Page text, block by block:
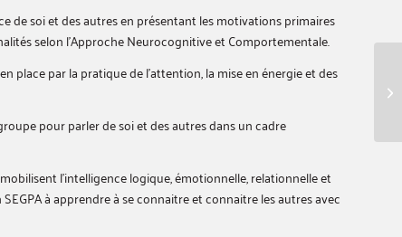
de soi et des autres en présentant les motivations primaires
selon l’Approche Neurocognitive et Comportementale.
place par la pratique de l’attention, la mise en énergie et des
pour parler de soi et des autres dans un cadre
l’intelligence logique, émotionnelle, relationnelle et
à apprendre à se connaitre et connaitre les autres avec